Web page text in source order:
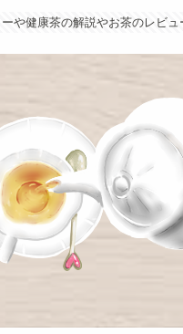
や健康茶の解説やお茶のレビ